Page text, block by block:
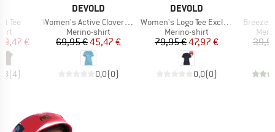
Tee
pris
€
(4)
MÆRKE
DEVOLD
Artikel
Women's Active Clover Tee
Produktgruppe
Merino-shirt
Pris
69,95 €Nedsat pris
45,47 €
0,0(0)
MÆRKE
DEVOLD
Artikel
Women's Logo Tee Exclusive
Produktgruppe
Merino-shirt
Pris
79,95 €Nedsat pris
47,97 €
0,0(0)
Artikel
Breeze